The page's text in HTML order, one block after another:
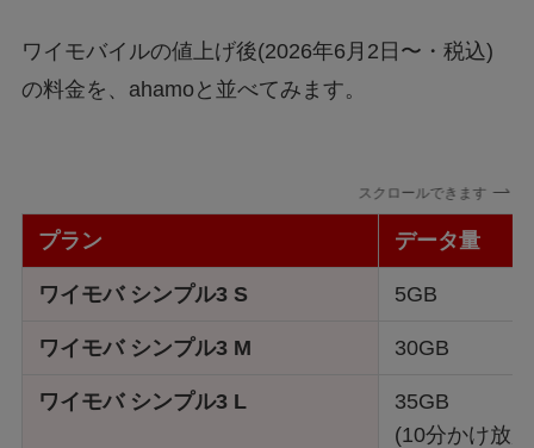
ワイモバイルの値上げ後(2026年6月2日〜・税込)
の料金を、ahamoと並べてみます。
スクロールできます
プラン データ量
ワイモバ シンプル3 S 5GB
ワイモバ シンプル3 M 30GB
ワイモバ シンプル3 L
35GB
(10分かけ放